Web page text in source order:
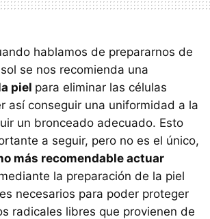
hablamos de prepararnos de
se nos recomienda una
piel para eliminar las células
así conseguir una uniformidad a la
un bronceado adecuado. Esto
a seguir, pero no es el único,
más recomendable actuar
la preparación de la piel
necesarios para poder proteger
radicales libres que provienen de